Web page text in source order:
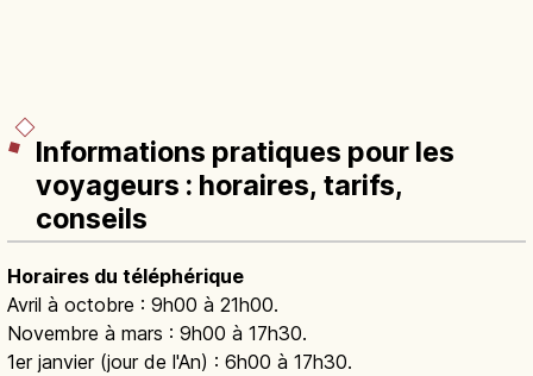
Informations pratiques pour les
voyageurs : horaires, tarifs,
conseils
Horaires du téléphérique
Avril à octobre : 9h00 à 21h00.
Novembre à mars : 9h00 à 17h30.
1er janvier (jour de l'An) : 6h00 à 17h30.